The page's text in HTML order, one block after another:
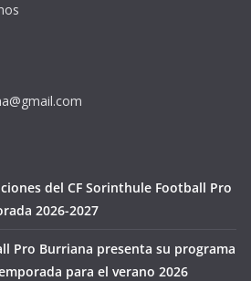
del CF Sorinthule Football Pro
2026-2027
Pro Burriana presenta su programa
para el verano 2026